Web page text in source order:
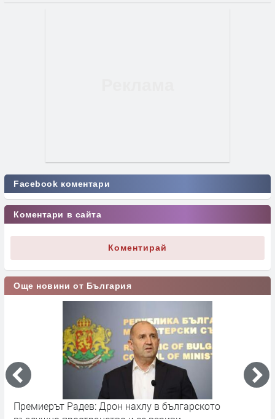
Facebook коментари
Коментари в сайта
Коментирай
Още новини от България
Премиерът Радев: Дрон нахлу в българското